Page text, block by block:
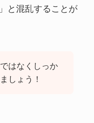
と混乱することが
はなくしっか
しょう！